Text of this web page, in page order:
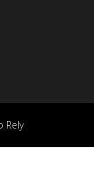
Rely